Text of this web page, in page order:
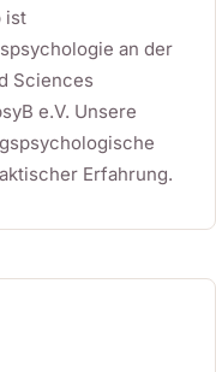
ist
an der
Sciences
e.V. Unsere
Erfahrung.